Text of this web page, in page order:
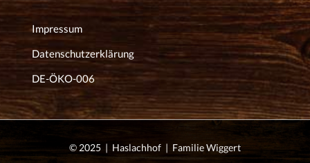
Impressum
Datenschutzerklärung
DE-ÖKO-006
© 2025 | Haslachhof | Familie Wiggert